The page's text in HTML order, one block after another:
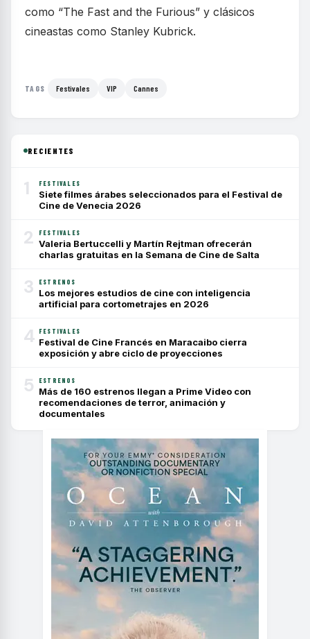
como “The Fast and the Furious” y clásicos
cineastas como Stanley Kubrick.
TAGS Festivales VIP Cannes
RECIENTES
1 FESTIVALES
Siete filmes árabes seleccionados para el Festival de
Cine de Venecia 2026
2 FESTIVALES
Valeria Bertuccelli y Martín Rejtman ofrecerán
charlas gratuitas en la Semana de Cine de Salta
3 ESTRENOS
Los mejores estudios de cine con inteligencia
artificial para cortometrajes en 2026
4 FESTIVALES
Festival de Cine Francés en Maracaibo cierra
exposición y abre ciclo de proyecciones
5 ESTRENOS
Más de 160 estrenos llegan a Prime Video con
recomendaciones de terror, animación y
documentales